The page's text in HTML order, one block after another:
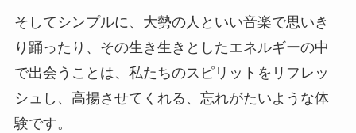
そしてシンプルに、大勢の人といい音楽で思いき
り踊ったり、その生き生きとしたエネルギーの中
で出会うことは、私たちのスピリットをリフレッ
シュし、高揚させてくれる、忘れがたいような体
験です。